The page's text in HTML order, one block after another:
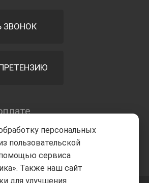
ЗВОНОК
персональных
пользовательской
сервиса
Также наш сайт
для улучшения